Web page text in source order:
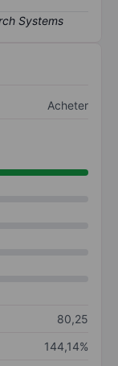
Acheter
80,25
144,14%